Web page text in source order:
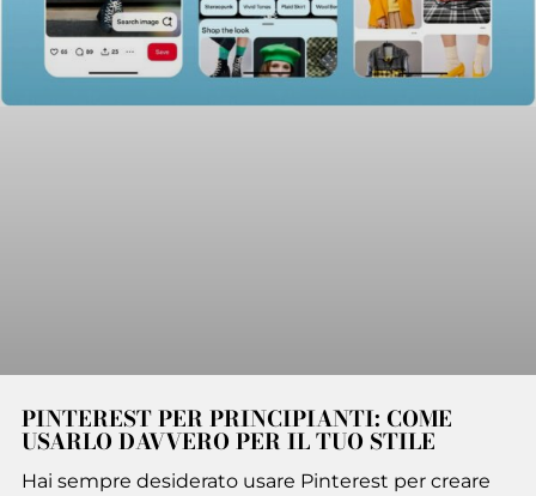
PINTEREST PER PRINCIPIANTI: COME
USARLO DAVVERO PER IL TUO STILE
Hai sempre desiderato usare Pinterest per creare